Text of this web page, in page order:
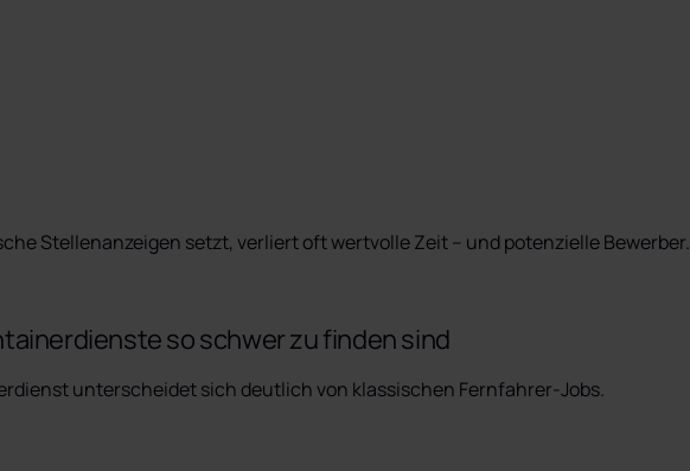
Stellenanzeigen setzt, verliert oft wertvolle Zeit – und potenzielle Bewerber.
so schwer zu finden sind
unterscheidet sich deutlich von klassischen Fernfahrer-Jobs.